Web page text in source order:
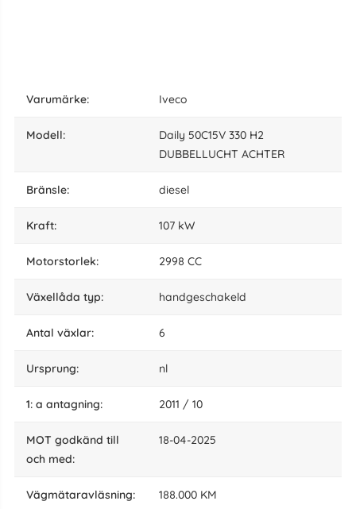
varumärke: Iveco
modell:
Daily 50C15V 330 H2
DUBBELLUCHT ACHTER
bränsle: diesel
kraft: 107 kW
motorstorlek: 2998 CC
växellåda typ: handgeschakeld
Antal växlar: 6
ursprung: nl
1: a antagning: 2011 / 10
MOT godkänd till
och med:
18-04-2025
vägmätaravläsning: 188.000 KM